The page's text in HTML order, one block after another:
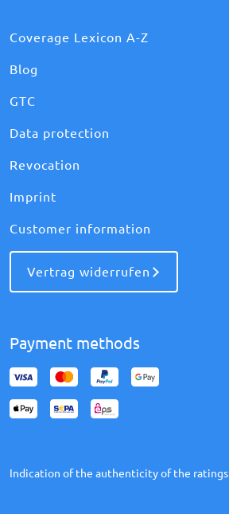
Coverage Lexicon A-Z
Blog
GTC
Data protection
Revocation
Imprint
Customer information
Vertrag widerrufen
Payment methods
Indication of the authenticity of the ratings